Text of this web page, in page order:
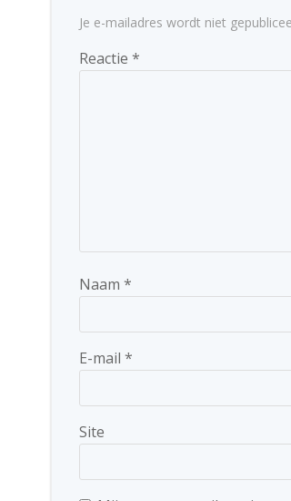
Je e-mailadres wordt niet
Reactie *
Naam *
E-mail *
Site